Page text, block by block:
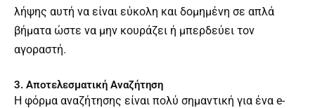
λήψης αυτή να είναι εύκολη και δομημένη σε απλά
βήματα ώστε να μην κουράζει ή μπερδεύει τον
αγοραστή.
3. Αποτελεσματική Αναζήτηση
Η φόρμα αναζήτησης είναι πολύ σημαντική για ένα e-